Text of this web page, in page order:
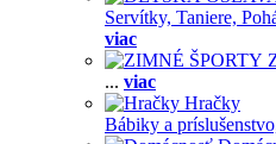
Servítky, Taniere,
viac
... viac
Hračky
Bábiky a